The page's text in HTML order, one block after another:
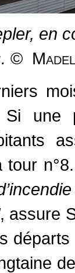
en
©
Si
tour n°8.
, assure